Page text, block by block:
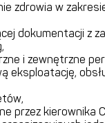
zdrowia w
dokumentacji z
i zewnętrzne
eksploatację,
przez kierownika